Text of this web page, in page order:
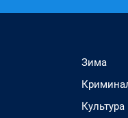
Зима
Культура